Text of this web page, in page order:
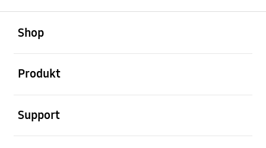
Shop
Produkt
Support